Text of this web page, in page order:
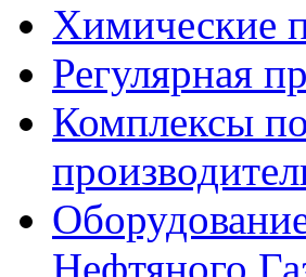
Химические
Регулярная
Комплексы
Нефтяного